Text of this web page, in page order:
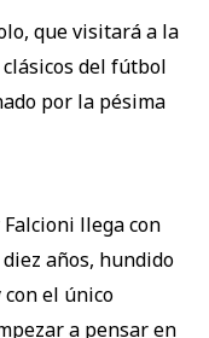
que visitará a la
del fútbol
por la pésima
llega con
años, hundido
el único
a pensar en